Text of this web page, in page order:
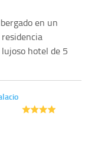
en un
hotel de 5